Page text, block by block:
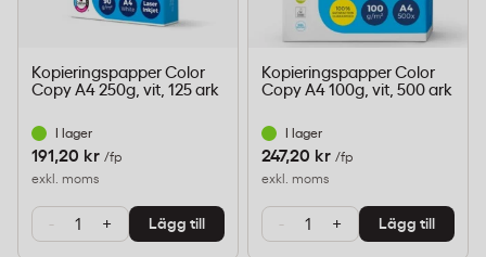
Kopieringspapper Color
Copy A4 250g, vit, 125 ark
I lager
191,20 kr /fp
exkl. moms
- + Lägg till
Kopieringspapper Color
Copy A4 100g, vit, 500 ark
I lager
247,20 kr /fp
exkl. moms
- + Lägg till